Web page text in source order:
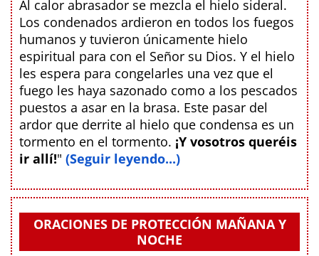
Al calor abrasador se mezcla el hielo sideral.
Los condenados ardieron en todos los fuegos
humanos y tuvieron únicamente hielo
espiritual para con el Señor su Dios. Y el hielo
les espera para congelarles una vez que el
fuego les haya sazonado como a los pescados
puestos a asar en la brasa. Este pasar del
ardor que derrite al hielo que condensa es un
tormento en el tormento. ¡Y vosotros queréis
ir allí!" (Seguir leyendo...)
ORACIONES DE PROTECCIÓN MAÑANA Y
NOCHE